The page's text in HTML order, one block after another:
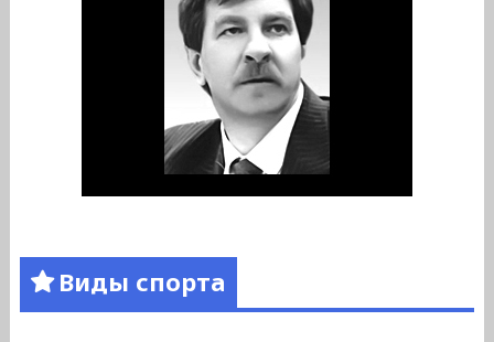
Виды спорта